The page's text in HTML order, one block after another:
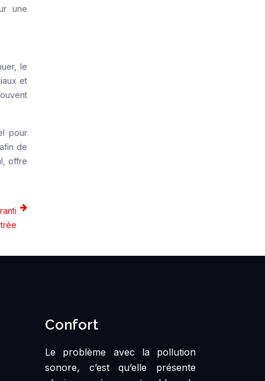
une
le
et
pour
de
offre
Confort
Le problème avec la pollution
sonore, c’est qu’elle présente